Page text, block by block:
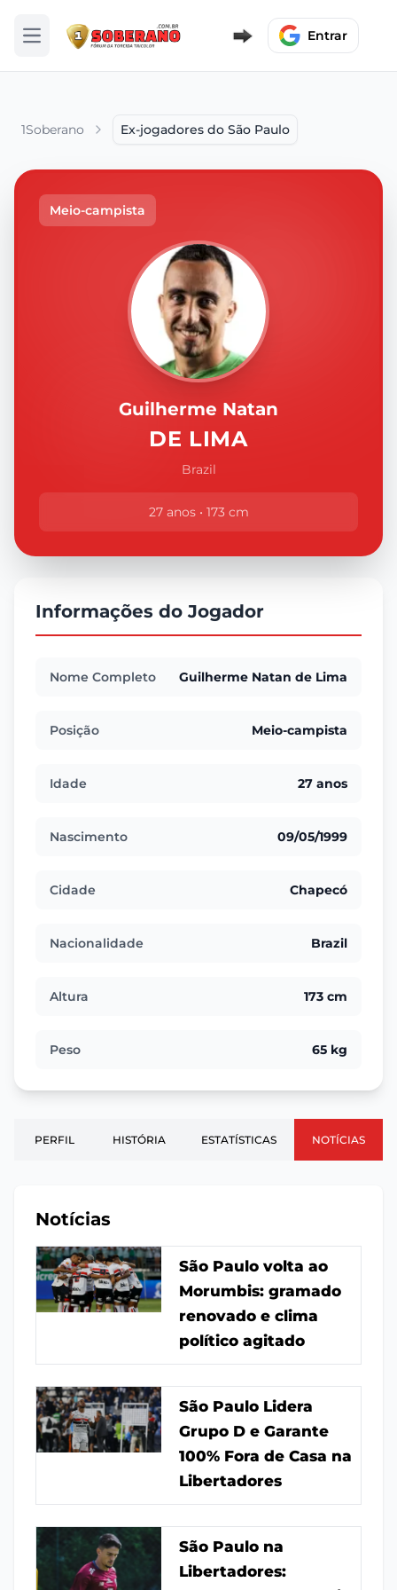
Abrir menu Entrar
1Soberano Ex-jogadores do São Paulo
Meio-campista
Guilherme Natan
DE LIMA
Brazil
27 anos • 173 cm
Informações do Jogador
Nome Completo Guilherme Natan de Lima
Posição Meio-campista
Idade 27 anos
Nascimento 09/05/1999
Cidade Chapecó
Nacionalidade Brazil
Altura 173 cm
Peso 65 kg
PERFIL HISTÓRIA ESTATÍSTICAS NOTÍCIAS
Notícias
São Paulo volta ao
Morumbis: gramado
renovado e clima
político agitado
São Paulo Lidera
Grupo D e Garante
100% Fora de Casa na
Libertadores
São Paulo na
Libertadores: